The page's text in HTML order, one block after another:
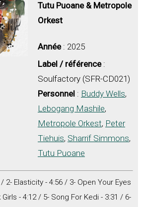
Tutu Puoane & Metropole
Orkest
Année: 2025
Label / référence:
Soulfactory (SFR-CD021)
Personnel : Buddy Wells,
Lebogang Mashile,
Metropole Orkest, Peter
Tiehuis, Sharrif Simmons,
Tutu Puoane
/ 2- Elasticity - 4:56 / 3- Open Your Eyes
- 4:12 / 5- Song For Kedi - 3:31 / 6-